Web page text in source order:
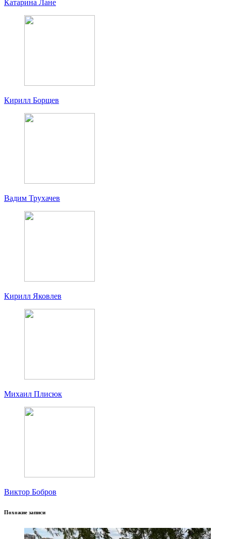
Катарина Лане
Кирилл Борщев
Вадим Трухачев
Кирилл Яковлев
Михаил Плисюк
Виктор Бобров
Похожие записи